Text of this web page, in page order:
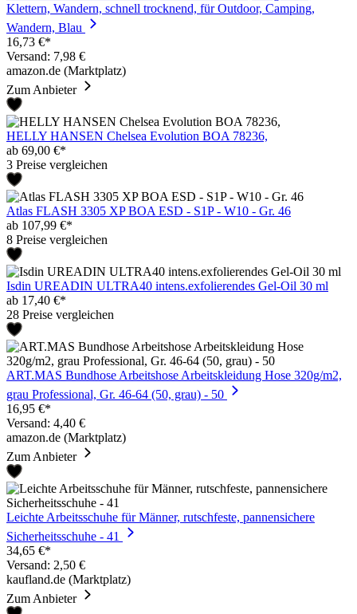
Klettern, Wandern, schnell trocknend, für Outdoor, Camping,
Wandern, Blau
16,73 €*
Versand: 7,98 €
amazon.de (Marktplatz)
Zum Anbieter
HELLY HANSEN Chelsea Evolution BOA 78236,
ab 69,00 €*
3 Preise vergleichen
Atlas FLASH 3305 XP BOA ESD - S1P - W10 - Gr. 46
ab 107,99 €*
8 Preise vergleichen
Isdin UREADIN ULTRA40 intens.exfolierendes Gel-Oil 30 ml
ab 17,40 €*
28 Preise vergleichen
ART.MAS Bundhose Arbeitshose Arbeitskleidung Hose 320g/m2,
grau Professional, Gr. 46-64 (50, grau) - 50
16,95 €*
Versand: 4,40 €
amazon.de (Marktplatz)
Zum Anbieter
Leichte Arbeitsschuhe für Männer, rutschfeste, pannensichere
Sicherheitsschuhe - 41
34,65 €*
Versand: 2,50 €
kaufland.de (Marktplatz)
Zum Anbieter